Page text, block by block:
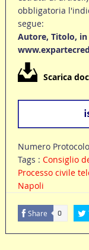
obbligatoria
segue:
Autore, Titolo, in
Scarica
Numero
Tags : Consiglio
Processo civile
Napoli
Share 0